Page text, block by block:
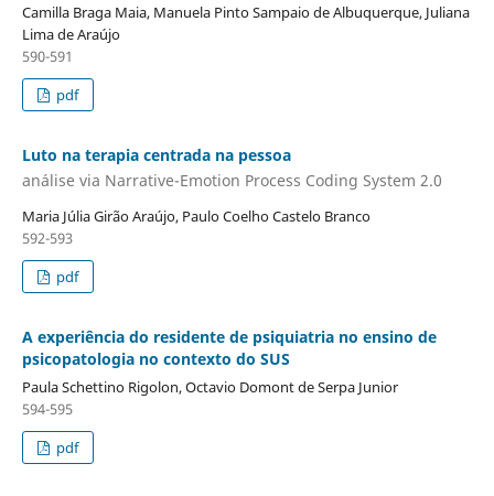
Camilla Braga Maia, Manuela Pinto Sampaio de Albuquerque, Juliana
Lima de Araújo
590-591
pdf
Luto na terapia centrada na pessoa
análise via Narrative-Emotion Process Coding System 2.0
Maria Júlia Girão Araújo, Paulo Coelho Castelo Branco
592-593
pdf
A experiência do residente de psiquiatria no ensino de
psicopatologia no contexto do SUS
Paula Schettino Rigolon, Octavio Domont de Serpa Junior
594-595
pdf